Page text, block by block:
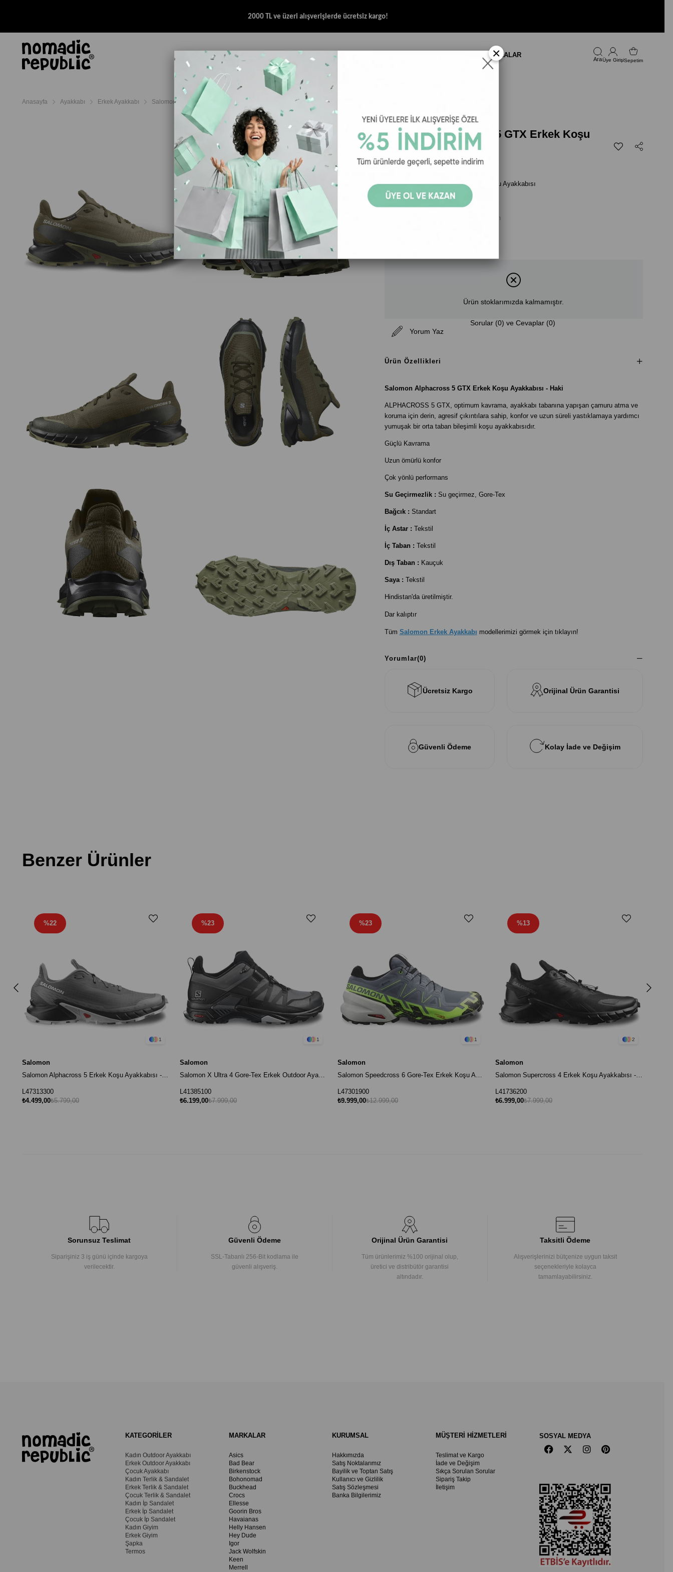
2000 TL ve üzeri alışverişlerde ücretsiz kargo!
AYAKKABI TERLİK & SANDALET AKSESUAR HALAT & İP SANDALET MARKALAR
Üye GirişiSepetim
Anasayfa Ayakkabı Erkek Ayakkabı Salomon Erkek Ayakkabı Salomon Alphacross 5 GTX Erkek Koşu Ayakkabısı - Haki
Salomon Alphacross 5 GTX Erkek Koşu
Ayakkabısı - Haki
Salomon Alphacross 5 GTX Erkek Koşu Ayakkabısı
Haki
Olive Night / Black / Deep Lichen Green
Ürün stoklarımızda kalmamıştır.
Yorum Yaz
Sorular (0) ve Cevaplar (0)
Ürün Özellikleri
Salomon Alphacross 5 GTX Erkek Koşu Ayakkabısı - Haki
ALPHACROSS 5 GTX, optimum kavrama, ayakkabı tabanına yapışan çamuru atma ve
koruma için derin, agresif çıkıntılara sahip, konfor ve uzun süreli yastıklamaya yardımcı
yumuşak bir orta taban bileşimli koşu ayakkabısıdır.
Güçlü Kavrama
Uzun ömürlü konfor
Çok yönlü performans
Su Geçirmezlik : Su geçirmez, Gore-Tex
Bağcık : Standart
İç Astar : Tekstil
İç Taban : Tekstil
Dış Taban : Kauçuk
Saya : Tekstil
Hindistan'da üretilmiştir.
Dar kalıptır
Tüm Salomon Erkek Ayakkabı modellerimizi görmek için tıklayın!
Yorumlar(0)
Ücretsiz Kargo Orijinal Ürün Garantisi
Güvenli Ödeme Kolay İade ve Değişim
Benzer Ürünler
1
Salomon
Salomon Alphacross 5 Erkek Koşu Ayakkabısı - Gri
L47313300
₺4.499,00₺5.799,00
%22
1
Salomon
Salomon X Ultra 4 Gore-Tex Erkek Outdoor Ayakkabı - Gri / Siyah
L41385100
₺6.199,00₺7.999,00
%23
1
Salomon
L47301900
₺9.999,00₺12.999,00
%23
2
Salomon
Salomon Supercross 4 Erkek Koşu Ayakkabısı - Siyah
L41736200
₺6.999,00₺7.999,00
%13
Sorunsuz Teslimat
Siparişiniz 3 iş günü içinde kargoya
verilecektir.
Güvenli Ödeme
SSL-Tabanlı 256-Bit kodlama ile
güvenli alışveriş.
Orijinal Ürün Garantisi
Tüm ürünlerimiz %100 orijinal olup,
üretici ve distribütör garantisi
altındadır.
Taksitli Ödeme
Alışverişlerinizi bütçenize uygun taksit
seçenekleriyle kolayca
tamamlayabilirsiniz.
KATEGORİLER
Kadın Outdoor Ayakkabı
Erkek Outdoor Ayakkabı
Çocuk Ayakkabı
Kadın Terlik & Sandalet
Erkek Terlik & Sandalet
Çocuk Terlik & Sandalet
Kadın İp Sandalet
Erkek İp Sandalet
Çocuk İp Sandalet
Kadın Giyim
Erkek Giyim
Şapka
Termos
MARKALAR
Asics
Bad Bear
Birkenstock
Bohonomad
Buckhead
Crocs
Ellesse
Goorin Bros
Havaianas
Helly Hansen
Hey Dude
Igor
Jack Wolfskin
Keen
Merrell
KURUMSAL
Hakkımızda
Satış Noktalarımız
Bayilik ve Toptan Satış
Kullanıcı ve Gizlilik
Satış Sözleşmesi
Banka Bilgilerimiz
MÜŞTERİ HİZMETLERİ
Teslimat ve Kargo
İade ve Değişim
Sıkça Sorulan Sorular
Sipariş Takip
İletişim
SOSYAL MEDYA
×